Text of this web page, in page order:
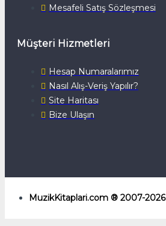
Mesafeli Satış Sözleşmesi
Müşteri Hizmetleri
Hesap Numaralarımız
Nasıl Alış-Veriş Yapılır?
Site Haritası
Bize Ulaşın
MuzikKitaplari.com ® 2007-2026